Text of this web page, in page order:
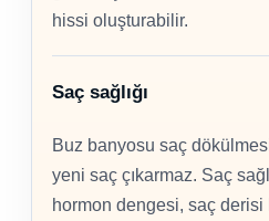
hissi oluşturabilir.
Saç sağlığı
Buz banyosu saç
yeni saç çıkarmaz. Saç
hormon dengesi, saç derisi